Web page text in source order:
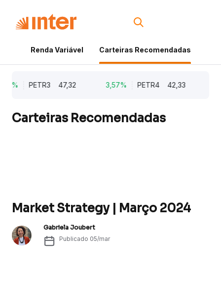
Renda Variável Carteiras Recomendadas
PETR3 47,32 3,57% PETR4 42,33
Carteiras Recomendadas
Market Strategy | Março 2024
Gabriela Joubert
Publicado 05/mar